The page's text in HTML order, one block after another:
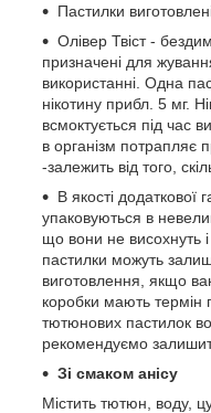
Пастилки
Олівер Твіст -
призначені для
використанні. Одна
нікотину прибл. 5 мг.
всмоктується під час
в організм потрапляє
-залежить від того,
В якості додаткової
упаковуються в
що вони не висохнуть
пастилки можуть
виготовлення, якщо
коробки мають термін
тютюнових пастилок
рекомендуємо
Зі смаком анісу
Містить тютюн, воду,